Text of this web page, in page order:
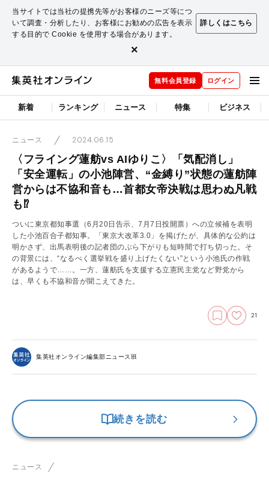
当サイトでは当社の提携先等がお客様のニーズ等につ
いて調査・分析したり、お客様にお勧めの広告を表示
する目的で Cookie を使用する場合があります。
詳しくはこちら
×
無料会員登録 ログイン
新着 ランキング ニュース 特集 ビジネス
ニュース 2024.06.15
〈フライング蓮舫vs AIゆりこ〉「気配消し」
「安全運転」の小池陣営、“金縛り”状態の蓮舫陣
営からは不協和音も…首都女帝決戦は思わぬ凡戦
も⁉
ついに東京都知事選（6月20日告示、7月7日投開票）への立候補を表明
した小池百合子都知事。「東京大改革3.0」を掲げたが、具体的な公約は
明かさず、出馬表明後の記者団のぶら下がりも短時間で打ち切った。そ
の背景には、“なるべく選挙戦を盛り上げたくない”という小池氏の作戦
があるようで……。一方、蓮舫氏を支援する立憲民主党など野党から
は、早くも不協和音が聞こえてきた。
21
集英社オンライン編集部ニュース班
続きを読む
ニュース